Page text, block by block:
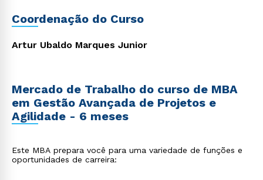
carreiras e alcançar o sucesso profissional.
Coordenação do Curso
Artur Ubaldo Marques Junior
Mercado de Trabalho do curso de MBA
em Gestão Avançada de Projetos e
Agilidade - 6 meses
Este MBA prepara você para uma variedade de funções e
oportunidades de carreira: